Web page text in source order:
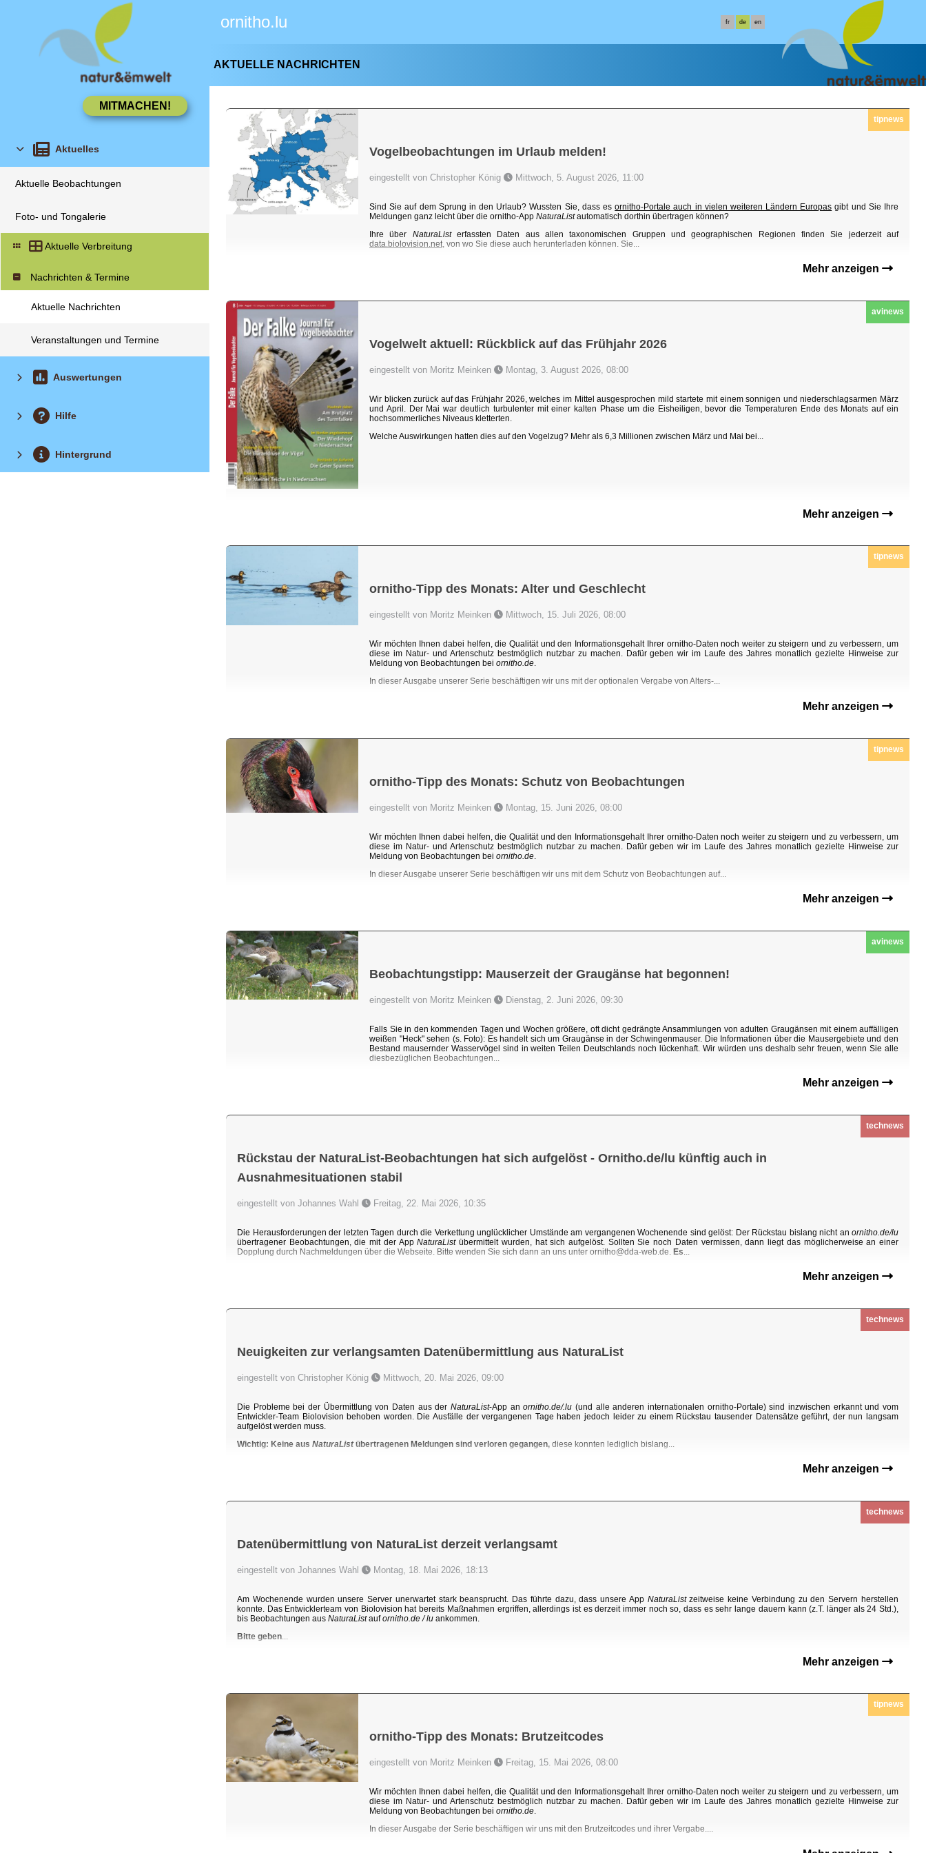
ornitho.lu fr de en
Aktuelles
Aktuelle Beobachtungen
Foto- und Tongalerie
Aktuelle Verbreitung
Nachrichten & Termine
Aktuelle Nachrichten
Veranstaltungen und Termine
Auswertungen
Hilfe
Hintergrund
AKTUELLE NACHRICHTEN
tipnews
Vogelbeobachtungen im Urlaub melden!
eingestellt von Christopher König Mittwoch, 5. August 2026, 11:00
Sind Sie auf dem Sprung in den Urlaub? Wussten Sie, dass esornitho-Portale auch in vielen weiteren Ländern Europas gibt und Sie Ihre
Meldungen ganz leicht über die ornitho-App NaturaListautomatisch dorthin übertragen können?
Ihre über NaturaListerfassten Daten aus allen taxonomischen Gruppen und geographischen Regionen finden Sie jederzeit auf
data.biolovision.net , von wo Sie diese auch herunterladen können. Sie...
Mehr anzeigen
avinews
Vogelwelt aktuell: Rückblick auf das Frühjahr 2026
eingestellt von Moritz Meinken Montag, 3. August 2026, 08:00
Wir blicken zurück auf das Frühjahr 2026, welches im Mittel ausgesprochen mild startete mit einem sonnigen und niederschlagsarmen März
und April. Der Mai war deutlich turbulenter mit einer kalten Phase um die Eisheiligen, bevor die Temperaturen Ende des Monats auf ein
hochsommerliches Niveaus kletterten.
Welche Auswirkungen hatten dies auf den Vogelzug? Mehr als 6,3 Millionen zwischen März und Mai bei...
Mehr anzeigen
tipnews
ornitho-Tipp des Monats: Alter und Geschlecht
eingestellt von Moritz Meinken Mittwoch, 15. Juli 2026, 08:00
Wir möchten Ihnen dabei helfen, die Qualität und den Informationsgehalt Ihrer ornitho-Daten noch weiter zu steigern und zu verbessern, um
diese im Natur- und Artenschutz bestmöglich nutzbar zu machen. Dafür geben wir im Laufe des Jahres monatlich gezielte Hinweise zur
Meldung von Beobachtungen bei ornitho.de.
In dieser Ausgabe unserer Serie beschäftigen wir uns mit der optionalen Vergabe von Alters-...
Mehr anzeigen
tipnews
ornitho-Tipp des Monats: Schutz von Beobachtungen
eingestellt von Moritz Meinken Montag, 15. Juni 2026, 08:00
Wir möchten Ihnen dabei helfen, die Qualität und den Informationsgehalt Ihrer ornitho-Daten noch weiter zu steigern und zu verbessern, um
diese im Natur- und Artenschutz bestmöglich nutzbar zu machen. Dafür geben wir im Laufe des Jahres monatlich gezielte Hinweise zur
Meldung von Beobachtungen bei ornitho.de
In dieser Ausgabe unserer Serie beschäftigen wir uns mit dem Schutz von Beobachtungen auf...
Mehr anzeigen
avinews
Beobachtungstipp: Mauserzeit der Graugänse hat begonnen!
eingestellt von Moritz Meinken Dienstag, 2. Juni 2026, 09:30
Falls Sie in den kommenden Tagen und Wochen größere, oft dicht gedrängte Ansammlungen von adulten Graugänsen mit einem auffälligen
weißen "Heck" sehen (s. Foto): Es handelt sich um Graugänse in der Schwingenmauser. Die Informationen über die Mausergebiete und den
Bestand mausernder Wasservögel sind in weiten Teilen Deutschlands noch lückenhaft. Wir würden uns deshalb sehr freuen, wenn Sie alle
diesbezüglichen Beobachtungen...
Mehr anzeigen
technews
Rückstau der NaturaList-Beobachtungen hat sich aufgelöst - Ornitho.de/lu künftig auch in
Ausnahmesituationen stabil
eingestellt von Johannes Wahl Freitag, 22. Mai 2026, 10:35
Die Herausforderungen der letzten Tagen durch die Verkettung unglücklicher Umstände am vergangenen Wochenende sind gelöst: Der Rückstau bislang nicht an ornitho.de/lu
übertragener Beobachtungen, die mit der AppNaturaListübermittelt wurden, hat sich aufgelöst. Sollten Sie noch Daten vermissen, dann liegt das möglicherweise an einer
Dopplung durch Nachmeldungen über die Webseite. Bitte wenden Sie sich dann an uns unter ornitho@dda-web.de. Es...
Mehr anzeigen
technews
Neuigkeiten zur verlangsamten Datenübermittlung aus NaturaList
eingestellt von Christopher König Mittwoch, 20. Mai 2026, 09:00
Die Probleme bei der Übermittlung von Daten aus der NaturaList-App anornitho.de/.lu (und alle anderen internationalen ornitho-Portale) sind inzwischen erkannt und vom
Entwickler-Team Biolovision behoben worden. Die Ausfälle der vergangenen Tage haben jedoch leider zu einem Rückstau tausender Datensätze geführt, der nun langsam
aufgelöst werden muss.
Wichtig: Keine aus NaturaListübertragenen Meldungen sind verloren gegangen, diese konnten lediglich bislang...
Mehr anzeigen
technews
Datenübermittlung von NaturaList derzeit verlangsamt
eingestellt von Johannes Wahl Montag, 18. Mai 2026, 18:13
Am Wochenende wurden unsere Server unerwartet stark beansprucht. Das führte dazu, dass unsere App NaturaListzeitweise keine Verbindung zu den Servern herstellen
konnte. Das Entwicklerteam von Biolovision hat bereits Maßnahmen ergriffen, allerdings ist es derzeit immer noch so, dass es sehr lange dauern kann (z.T. länger als 24 Std.),
bis Beobachtungen aus NaturaListaufornitho.de / lu ankommen.
Bitte geben...
Mehr anzeigen
tipnews
ornitho-Tipp des Monats: Brutzeitcodes
eingestellt von Moritz Meinken Freitag, 15. Mai 2026, 08:00
Wir möchten Ihnen dabei helfen, die Qualität und den Informationsgehalt Ihrer ornitho-Daten noch weiter zu steigern und zu verbessern, um
diese im Natur- und Artenschutz bestmöglich nutzbar zu machen. Dafür geben wir im Laufe des Jahres monatlich gezielte Hinweise zur
Meldung von Beobachtungen bei ornitho.de.
In dieser Ausgabe der Serie beschäftigen wir uns mit den Brutzeitcodes und ihrer Vergabe....